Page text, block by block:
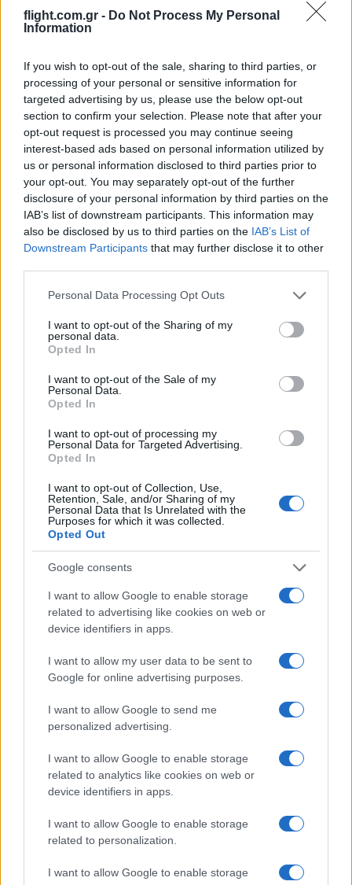
flight.com.gr - Do Not Process My Personal
Information
If you wish to opt-out of the sale, sharing to third parties, or
processing of your personal or sensitive information for
targeted advertising by us, please use the below opt-out
section to confirm your selection. Please note that after your
opt-out request is processed you may continue seeing
interest-based ads based on personal information utilized by
us or personal information disclosed to third parties prior to
your opt-out. You may separately opt-out of the further
disclosure of your personal information by third parties on the
IAB’s list of downstream participants. This information may
also be disclosed by us to third parties on the IAB’s List of
Downstream Participants that may further disclose it to other
Please note that this website/app uses one or more Google
not limited to your visit or usage behaviour. You may click to
grant or deny consent to Google and its third-party tags to
use your data for below specified purposes in below Google
consent section.
Personal Data Processing Opt Outs
I want to opt-out of the Sharing of my
personal data.
Opted In
I want to opt-out of the Sale of my
Personal Data.
Opted In
I want to opt-out of processing my
Personal Data for Targeted Advertising.
Opted In
I want to opt-out of Collection, Use,
Retention, Sale, and/or Sharing of my
Personal Data that Is Unrelated with the
Purposes for which it was collected.
Opted Out
Google consents
I want to allow Google to enable storage
related to advertising like cookies on web or
device identifiers in apps.
I want to allow my user data to be sent to
Google for online advertising purposes.
I want to allow Google to send me
personalized advertising.
I want to allow Google to enable storage
related to analytics like cookies on web or
device identifiers in apps.
I want to allow Google to enable storage
related to personalization.
I want to allow Google to enable storage
Μια ερωτηση στην κυβερνηση της χωρας θα εβλαπτε καποιον?
Επισης τα Γαλλικα ειναι μια ακομη διεξοδος παρα τις διαφορες ..
στον αεροπορικο κλαδο ..
0 Reply View Replies
ΚΡΑΤΕΡΟΣ 14 Νοεμβρίου 2019 09:13 #124857
ΕΙΝΑΙ ΔΥΝΑΤΟΝ ΝΑ ΥΠΑΡΧΟΥΝ ΕΛΛΗΝΕΣ ΠΟΥ ΝΑ ΠΙΣΤΕΥΟΥΝ
ΟΤΙ ΟΙ ΚΑΤΑΡΙΑΝΟΙ ΘΑ ΚΑΝΟΥΝ ΕΠΕΝΔΥΣΕΙΣ η ΘΑ ΠΟΥΛΗΣΟΥΝ
ΠΟΛΕΜΙΚΟ ΥΛΙΚΟ ΚΑΙ ΜΑΛΙΣΤΑ ΑΕΡΟΠΛΑΝΑ ΣΤΗΝ ΕΛΛΑΔΑ???
ΤΟΝ ΕΡΝΤΟΓΚΑΝ ΤΟΝ ΡΩΤΗΣΑΝ? ??
PROMAXOS
Από ότι θυμαμαι, τα ΗΑΕ αναβαθμίζουν 48 από τα Μ2000-9 τους.
Αφήνουν απέξω 12, τα οποία ανήκουν στα 30 περίπου
Αυτά τα 12 είναι νομίζω το ζήτημα. Είναι διαθέσιμα, ως μη (εκ
νέου) αναβαθμιζόμενα;
ΥΓ: Μάλλον θα πρέπει να ξεχάσουμε τα ταιβανέζικα. Ασγχος μου
είπε ότι η ΠΑ τα εξέτασε και βρήκε ότι είναι σε πολύ κακή
κατάσταση, λόγω ελλιπούς και κακής συντήρησης.
ΥΓ2: Νομίζω οτι θα πρέπει να εξετάσουμε τα 48 γαλλικά -5F και
μας -5. Να αξιοποιήσουμε το κόστος ανάπτυξης από το
αντίστοιχο πρόγραμμα των ΗΑΕ και να πάμε σε ένα πρόγραμμα
με το ραντάρ AESA που βάζουν στα F1, νέο σύστημα ψύξης, IRST,
Link 16/22, σκοπευτικο επί κάσκας και αναβάθμιση (νέα) του
συστήματος αυτοπροστασίας. Ίσως και κάποιο κιτ αναβάθμισης
του κινητήρα ή υποσυστημάτων του. Με τα απάρτια που θα
Αν θέλουμε να δεσμεύσουμε 2-2,5 δις στο “γαλλικό γραμμάτιο”,
να το κάνουμε εκεί που μας συμφέρει και αποδίδει περισσότερο.
Reply View Replies
RIGAS(@rigas) #124874
πολεμικών πλοίων. Μην τους μπερδεύετε . Έχετε δει σε